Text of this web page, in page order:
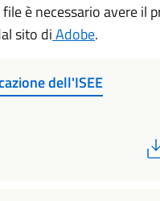
è necessario avere il
sito diAdobe.
dell'ISEE